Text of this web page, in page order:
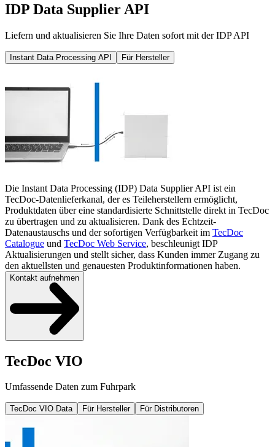
IDP Data Supplier API
Liefern und aktualisieren Sie Ihre Daten sofort mit der IDP API
Instant Data Processing API Für Hersteller
Die Instant Data Processing (IDP) Data Supplier API ist ein
TecDoc-Datenlieferkanal, der es Teileherstellern ermöglicht,
Produktdaten über eine standardisierte Schnittstelle direkt in TecDoc
zu übertragen und zu aktualisieren. Dank des Echtzeit-
Datenaustauschs und der sofortigen Verfügbarkeit im TecDoc
Catalogue und TecDoc Web Service, beschleunigt IDP
Aktualisierungen und stellt sicher, dass Kunden immer Zugang zu
den aktuellsten und genauesten Produktinformationen haben.
Kontakt aufnehmen
TecDoc VIO
Umfassende Daten zum Fuhrpark
TecDoc VIO Data Für Hersteller Für Distributoren